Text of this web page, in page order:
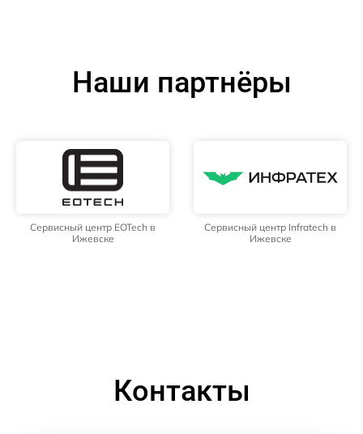
Наши партнёры
Сервисный центр EOTech в
Ижевске
Сервисный центр Infratech в
Ижевске
Контакты